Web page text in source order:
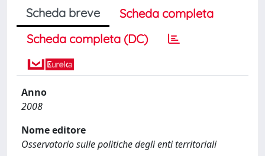
Scheda breve
Scheda completa
Scheda completa (DC)
Anno
2008
Nome editore
Osservatorio sulle politiche degli enti territoriali